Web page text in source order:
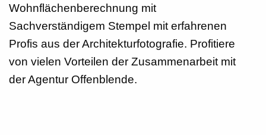
Wohnflächenberechnung mit
Sachverständigem Stempel mit erfahrenen
Profis aus der Architekturfotografie. Profitiere
von vielen Vorteilen der Zusammenarbeit mit
der Agentur Offenblende.